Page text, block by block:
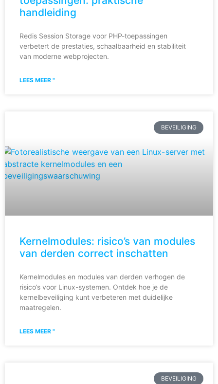
handleiding
Redis Session Storage voor PHP-toepassingen
verbetert de prestaties, schaalbaarheid en stabiliteit
van moderne webprojecten.
LEES MEER "
BEVEILIGING
Kernelmodules: risico’s van modules
van derden correct inschatten
Kernelmodules en modules van derden verhogen de
risico’s voor Linux-systemen. Ontdek hoe je de
kernelbeveiliging kunt verbeteren met duidelijke
maatregelen.
LEES MEER "
BEVEILIGING